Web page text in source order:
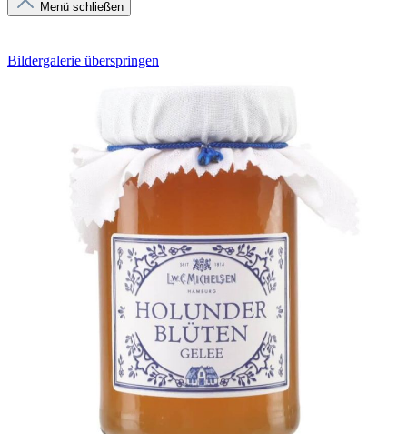
Menü schließen
Bildergalerie überspringen